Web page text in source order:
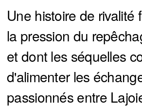
Une histoire de rivalité
la pression du
et dont les séquelles
d'alimenter les
passionnés entre